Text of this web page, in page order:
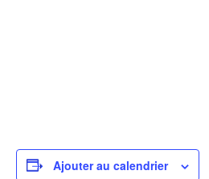
Ajouter au calendrier